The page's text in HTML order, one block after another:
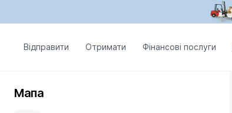
Відправити Отримати Фінансові послуги
Мапа